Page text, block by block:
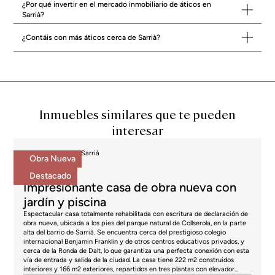
principales accesos a la Ronda de Dalt facilita la movilidad sin
comprometer la serenidad del entorno.
Comprar áticos de lujo en Sarrià, una
apuesta por la autenticidad y la calidad de
exigente, dentro de uno de los distritos con mayor proyección
patrimonial de la ciudad. Comprar áticos en Sarrià requiere el
las diferencias entre sus distintas zonas y puede orientar al
comprador hacia las propiedades con mayor valor real dentro de una
oferta que, aunque limitada, presenta oportunidades de gran interés.
Vender áticos en Sarrià con acceso al
comprador que valora lo que el barrio ofrece
de verdad
Vender áticos de lujo en Sarrià implica llegar a un perfil de comprador
que ha elegido el barrio de forma deliberada, que lo conoce y que
sabe exactamente lo que busca. La autenticidad de Sarrià, su
carácter de pueblo dentro de la ciudad y la calidad de vida que
¿Por qué invertir en el mercado inmobiliario de áticos en
Sarrià?
¿Contáis con más áticos cerca de Sarrià?
Inmuebles similares que te pueden
interesar
Obra Nueva
Destacado
Casas en venta en Sarrià
2.195.000 €
BCN072258961
Impresionante casa de obra nueva con
jardín y piscina
Espectacular casa totalmente rehabilitada con escritura de declaración de
obra nueva, ubicada a los pies del parque natural de Collserola, en la parte
alta del barrio de Sarrià. Se encuentra cerca del prestigioso colegio
internacional Benjamin Franklin y de otros centros educativos privados, y
cerca de la Ronda de Dalt, lo que garantiza una perfecta conexión con esta
vía de entrada y salida de la ciudad. La casa tiene 222 m2 construidos
interiores y 166 m2 exteriores, repartidos en tres plantas con elevador